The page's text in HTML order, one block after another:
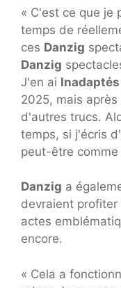
« C'est ce que je
temps de
ces Danzig
Danzig
J'en ai Inadaptés
2025, mais
d'autres trucs.
temps, si j'écris
peut-être comme
Danzig a
devraient profiter
actes
encore.
« Cela a